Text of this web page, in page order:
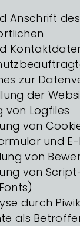
Anschrift des
zur
der
von Logfiles
von
und
von
von
durch Piwik
als